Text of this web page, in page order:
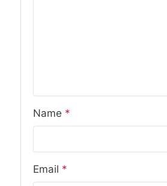
Name *
Email *